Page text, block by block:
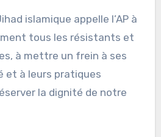
islamique appelle l’AP à
tous les résistants et
à mettre un frein à ses
et à leurs pratiques
la dignité de notre